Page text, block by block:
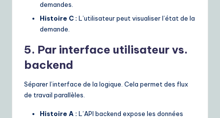
demandes.
Histoire C : L’utilisateur peut visualiser l’état de la
demande.
5. Par interface utilisateur vs.
backend
Séparer l’interface de la logique. Cela permet des flux
de travail parallèles.
Histoire A : L’API backend expose les données